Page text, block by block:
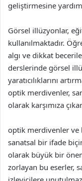
geliştirmesine
Görsel illüzyonlar,
kullanılmaktadır.
algı ve dikkat
derslerinde görsel
yaratıcılıklarını
optik merdivenler,
olarak karşımıza
optik merdivenler ve
sanatsal bir ifade
olarak büyük bir
zorlayan bu eserler,